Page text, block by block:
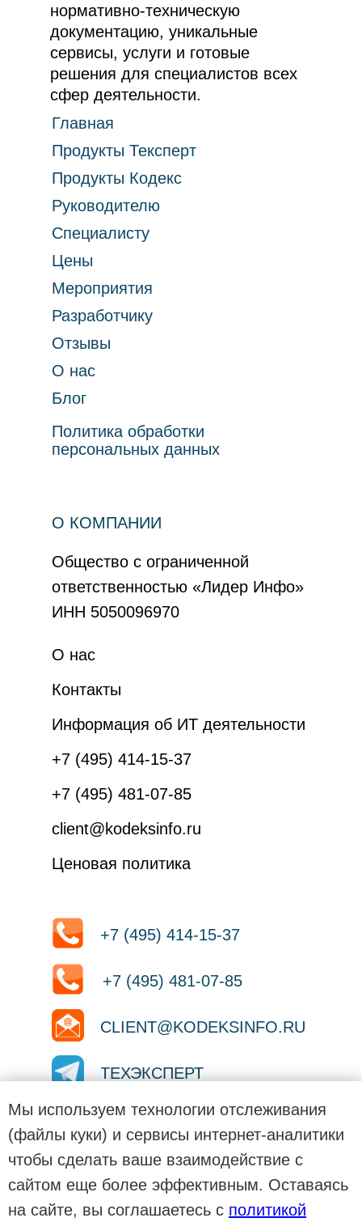
Мы используем технологии отслеживания
(файлы куки) и сервисы интернет-аналитики
чтобы сделать ваше взаимодействие с
сайтом еще более эффективным. Оставаясь
на сайте, вы соглашаетесь с политикой
Главная
О нас
Продукты Тексперт
Продукты Кодекс
Руководителю
Специалисту
Разработчику
Цены
Отзывы
нормативно-техническую
документацию, уникальные
сервисы, услуги и готовые
решения для специалистов всех
сфер деятельности.
Политика обработки
персональных данных
Блог
+7 (495) 414-15-37
+7 (495) 481-07-85
CLIENT@KODEKSINFO.RU
ТЕХЭКСПЕРТ
ТЕХЭКСПЕРТ
ТЕХЭКСПЕРТ
Мероприятия
Сайт использует файлы cookies.
+7 (495) 414-15-37
+7 (495) 481-07-85
client@kodeksinfo.ru
Информация об ИТ деятельности
Ценовая политика
Контакты
О нас
О КОМПАНИИ
Общество с ограниченной
ответственностью «Лидер Инфо»
ИНН 5050096970